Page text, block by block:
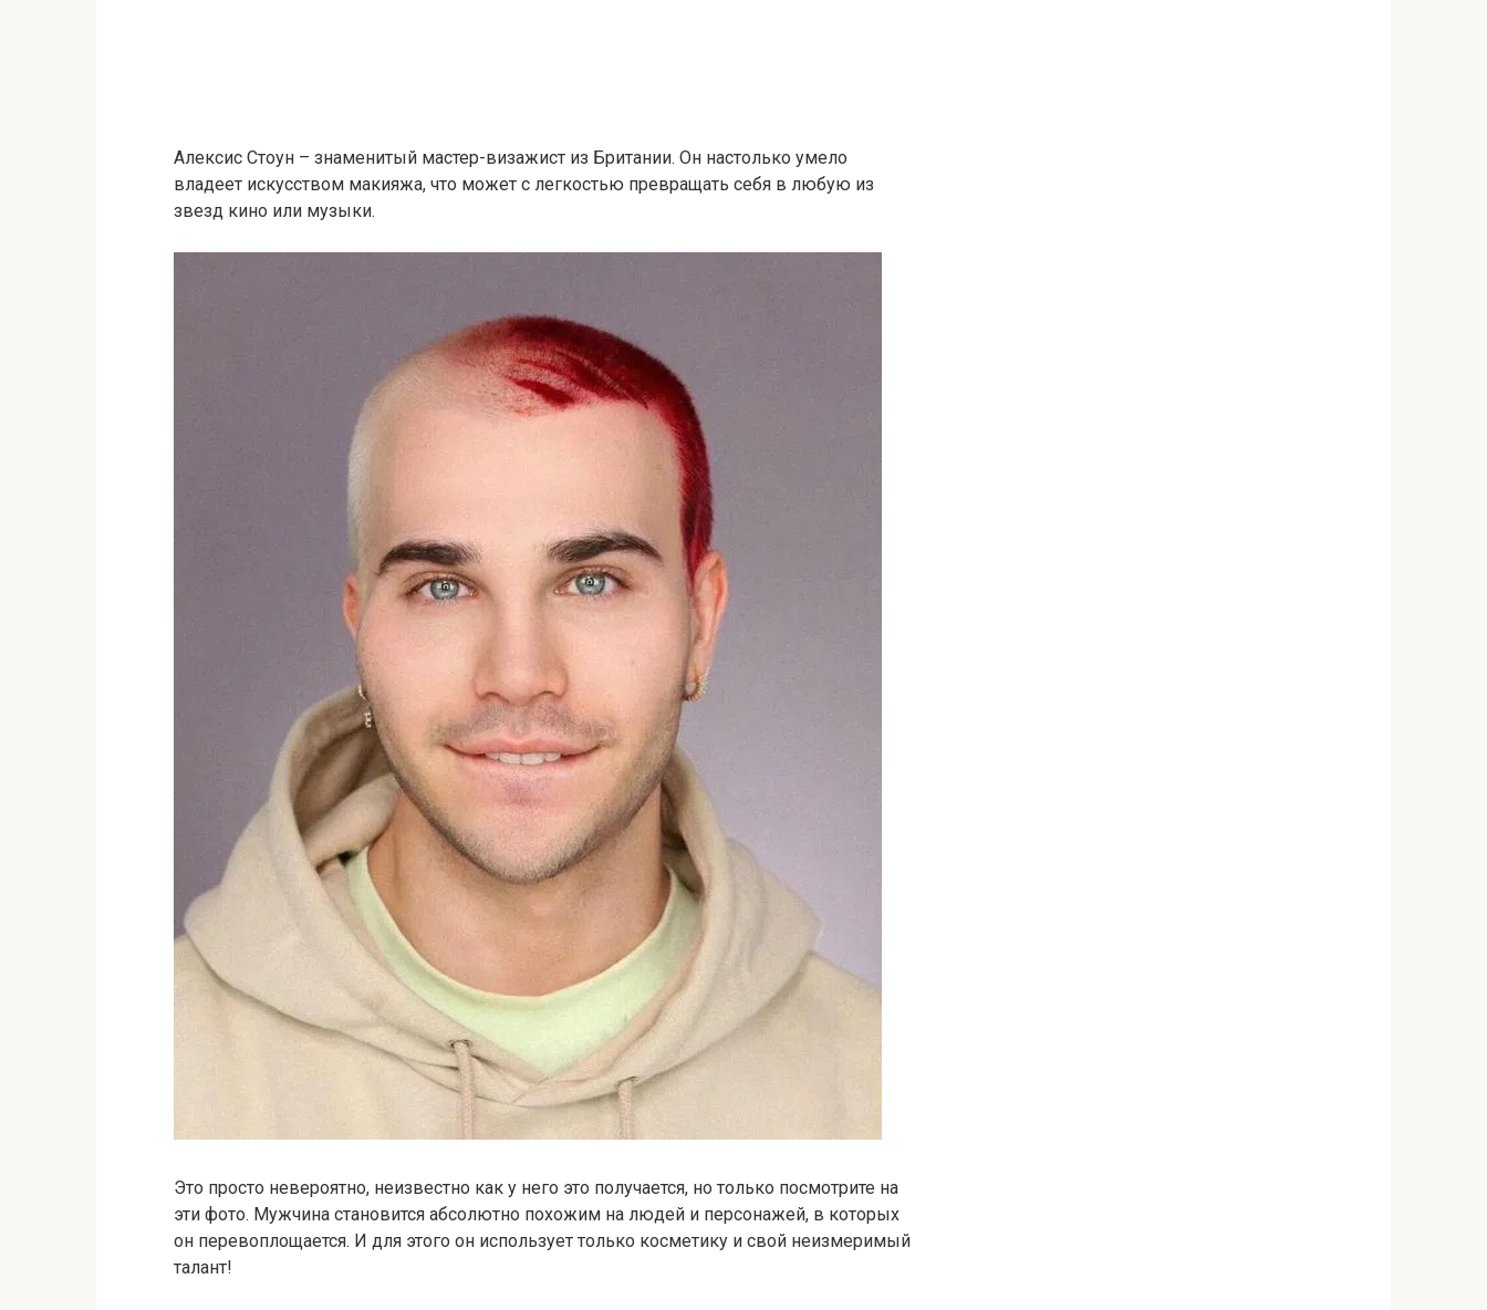
Алексис Стоун – знаменитый мастер-визажист из Британии. Он настолько умело
владеет искусством макияжа, что может с легкостью превращать себя в любую из
звезд кино или музыки.
Это просто невероятно, неизвестно как у него это получается, но только посмотрите на
эти фото. Мужчина становится абсолютно похожим на людей и персонажей, в которых
он перевоплощается. И для этого он использует только косметику и свой неизмеримый
талант!